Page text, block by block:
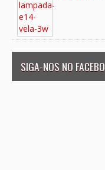
SIGA-NOS NO